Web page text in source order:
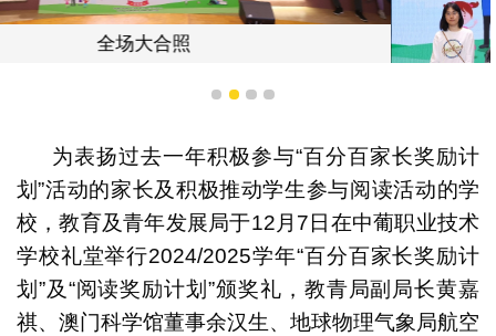
家长获颁发“百分百金星家长”奖项
1 2 3 4
为表扬过去一年积极参与“百分百家长奖励计
划”活动的家长及积极推动学生参与阅读活动的学
校，教育及青年发展局于12月7日在中葡职业技术
学校礼堂举行2024/2025学年“百分百家长奖励计
划”及“阅读奖励计划”颁奖礼，教青局副局长黄嘉
祺、澳门科学馆董事余汉生、地球物理气象局航空